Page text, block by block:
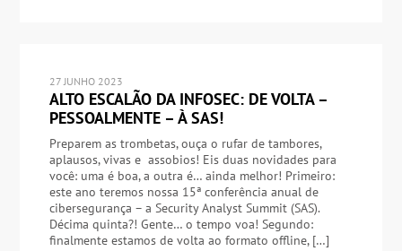
27 JUNHO 2023
ALTO ESCALÃO DA INFOSEC: DE VOLTA –
PESSOALMENTE – À SAS!
Preparem as trombetas, ouça o rufar de tambores,
aplausos, vivas e assobios! Eis duas novidades para
você: uma é boa, a outra é… ainda melhor! Primeiro:
este ano teremos nossa 15ª conferência anual de
cibersegurança – a Security Analyst Summit (SAS).
Décima quinta?! Gente… o tempo voa! Segundo:
finalmente estamos de volta ao formato offline, […]